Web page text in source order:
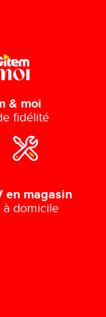
& moi
fidélité
en magasin
à domicile